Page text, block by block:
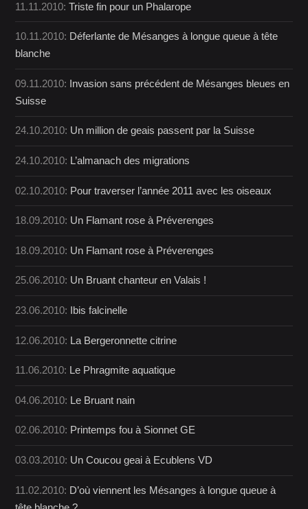
11.11.2010:Triste fin pour un Phalarope
10.11.2010: Déferlante de Mésanges à longue queue à tête
blanche
09.11.2010:
Invasion sans précédent de Mésanges bleues en
Suisse
24.10.2010: Un million de geais passent par la Suisse
24.10.2010: L’almanach des migrations
02.10.2010: Pour traverser l’année 2011 avec les oiseaux
18.09.2010: Un Flamant rose à Préverenges
18.09.2010: Un Flamant rose à Préverenges
25.06.2010: Un Bruant chanteur en Valais !
23.06.2010: Ibis falcinelle
12.06.2010: La Bergeronnette citrine
11.06.2010: Le Phragmite aquatique
04.06.2010: Le Bruant nain
02.06.2010: Printemps fou à Sionnet GE
03.03.2010: Un Coucou geai à Ecublens VD
11.02.2010: D’où viennent les Mésanges à longue queue à